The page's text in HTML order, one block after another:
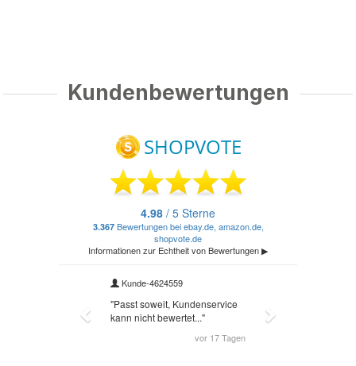
Kundenbewertungen